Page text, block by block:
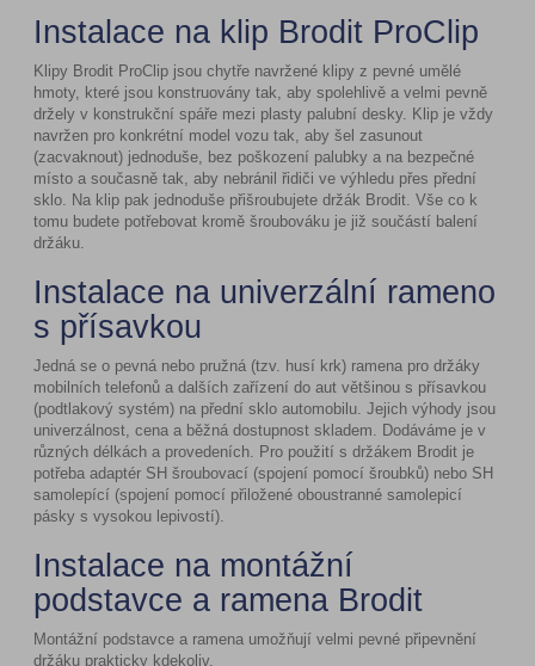
Instalace na klip Brodit ProClip
Klipy Brodit ProClip jsou chytře navržené klipy z pevné umělé
hmoty, které jsou konstruovány tak, aby spolehlivě a velmi pevně
držely v konstrukční spáře mezi plasty palubní desky. Klip je vždy
navržen pro konkrétní model vozu tak, aby šel zasunout
(zacvaknout) jednoduše, bez poškození palubky a na bezpečné
místo a současně tak, aby nebránil řidiči ve výhledu přes přední
sklo. Na klip pak jednoduše přišroubujete držák Brodit. Vše co k
tomu budete potřebovat kromě šroubováku je již součástí balení
držáku.
Instalace na univerzální rameno
s přísavkou
Jedná se o pevná nebo pružná (tzv. husí krk) ramena pro držáky
mobilních telefonů a dalších zařízení do aut většinou s přísavkou
(podtlakový systém) na přední sklo automobilu. Jejich výhody jsou
univerzálnost, cena a běžná dostupnost skladem. Dodáváme je v
různých délkách a provedeních. Pro použití s držákem Brodit je
potřeba adaptér SH šroubovací (spojení pomocí šroubků) nebo SH
samolepící (spojení pomocí přiložené oboustranné samolepicí
pásky s vysokou lepivostí).
Instalace na montážní
podstavce a ramena Brodit
Montážní podstavce a ramena umožňují velmi pevné připevnění
držáku prakticky kdekoliv.